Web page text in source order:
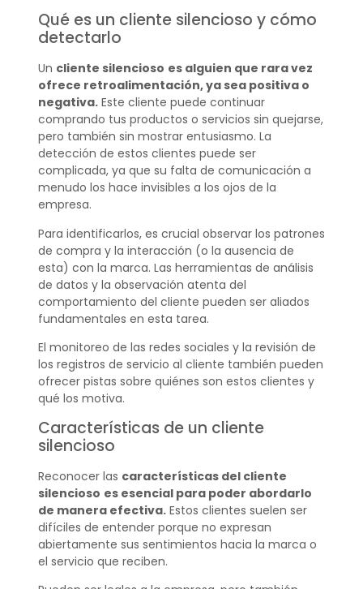
Qué es un cliente silencioso y cómo
detectarlo
Un cliente silencioso es alguien que rara vez
ofrece retroalimentación, ya sea positiva o
negativa.Este cliente puede continuar
comprando tus productos o servicios sin quejarse,
pero también sin mostrar entusiasmo. La
detección de estos clientes puede ser
complicada, ya que su falta de comunicación a
menudo los hace invisibles a los ojos de la
empresa.
Para identificarlos, es crucial observar los patrones
de compra y la interacción (o la ausencia de
esta) con la marca. Las herramientas de análisis
de datos y la observación atenta del
comportamiento del cliente pueden ser aliados
fundamentales en esta tarea.
El monitoreo de las redes sociales y la revisión de
los registros de servicio al cliente también pueden
ofrecer pistas sobre quiénes son estos clientes y
qué los motiva.
Características de un cliente
silencioso
Reconocer las características del cliente
silencioso es esencial para poder abordarlo
de manera efectiva.Estos clientes suelen ser
difíciles de entender porque no expresan
abiertamente sus sentimientos hacia la marca o
el servicio que reciben.